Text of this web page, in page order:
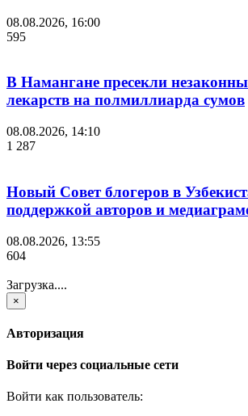
08.08.2026, 16:00
595
В Намангане пресекли
лекарств на полмиллиарда сумов
08.08.2026, 14:10
1 287
Новый Совет блогеров в
поддержкой авторов и
08.08.2026, 13:55
604
Загрузка....
×
Авторизация
Войти через социальные сети
Войти как пользователь: